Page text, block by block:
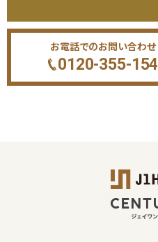
お電話でのお問い合わせ
0120-355-154